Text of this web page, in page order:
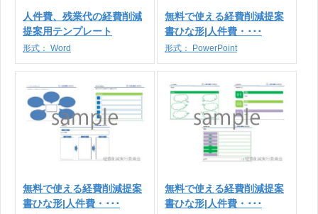
人件費、残業代の経費削減
提案用テンプレート
形式： Word
無料で使える経費削減提案
書ひな形|人件費・･･･
形式： PowerPoint
無料で使える経費削減提案
書ひな形|人件費・･･･
無料で使える経費削減提案
書ひな形|人件費・･･･